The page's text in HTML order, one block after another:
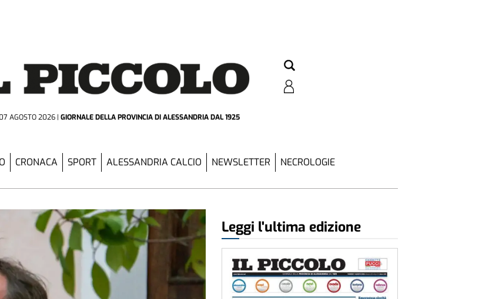
AGOSTO 2026 GIORNALE DELLA PROVINCIADI ALESSANDRIA DAL 1925
CRONACA SPORT ALESSANDRIA CALCIO NEWSLETTER NECROLOGIE
Leggi l'ultima edizione